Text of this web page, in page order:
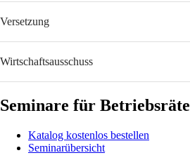
Versetzung
Wirtschaftsausschuss
Seminare für Betriebsräte
Katalog kostenlos bestellen
Seminarübersicht